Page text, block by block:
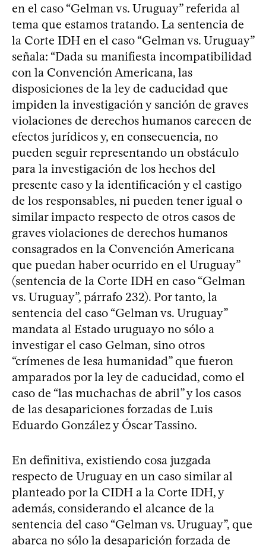
en el caso “Gelman vs. Uruguay” referida al
tema que estamos tratando. La sentencia de
la Corte IDH en el caso “Gelman vs. Uruguay”
señala: “Dada su manifiesta incompatibilidad
con la Convención Americana, las
disposiciones de la ley de caducidad que
impiden la investigación y sanción de graves
violaciones de derechos humanos carecen de
efectos jurídicos y, en consecuencia, no
pueden seguir representando un obstáculo
para la investigación de los hechos del
presente caso y la identificación y el castigo
de los responsables, ni pueden tener igual o
similar impacto respecto de otros casos de
graves violaciones de derechos humanos
consagrados en la Convención Americana
que puedan haber ocurrido en el Uruguay”
(sentencia de la Corte IDH en caso “Gelman
vs. Uruguay”, párrafo 232). Por tanto, la
sentencia del caso “Gelman vs. Uruguay”
mandata al Estado uruguayo no sólo a
investigar el caso Gelman, sino otros
“crímenes de lesa humanidad” que fueron
amparados por la ley de caducidad, como el
caso de “las muchachas de abril” y los casos
de las desapariciones forzadas de Luis
Eduardo González y Óscar Tassino.
En definitiva, existiendo cosa juzgada
respecto de Uruguay en un caso similar al
planteado por la CIDH a la Corte IDH, y
además, considerando el alcance de la
sentencia del caso “Gelman vs. Uruguay”, que
abarca no sólo la desaparición forzada de